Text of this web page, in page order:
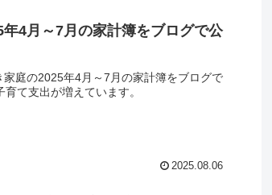
年4月～7月の家計簿をブログで公
庭の2025年4月～7月の家計簿をブログで
て支出が増えています。
2025.08.06